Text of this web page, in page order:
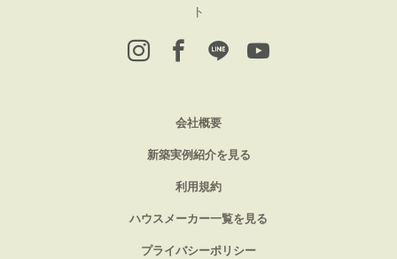
ト
会社概要
新築実例紹介を見る
利用規約
ハウスメーカー一覧を見る
プライバシーポリシー